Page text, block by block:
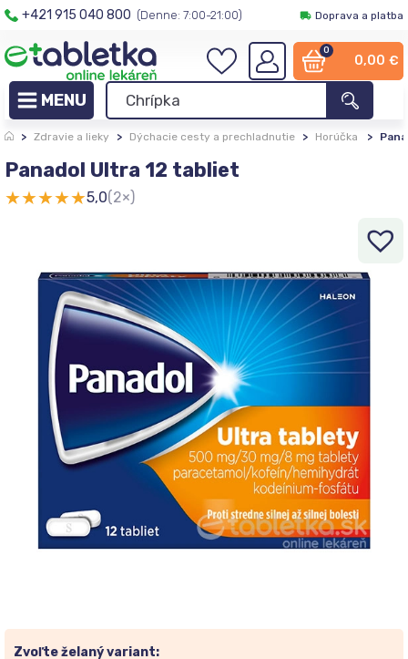
+421 915 040 800 (Denne: 7:00-21:00) Doprava a platba
0
0,00 €
> Zdravie a lieky > Dýchacie cesty a prechladnutie > Horúčka >
Panadol Ultra 12 tabliet
★★★★★5,0(2×)
Zvoľte želaný variant: